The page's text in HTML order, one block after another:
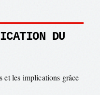
DU
et les implications grâce